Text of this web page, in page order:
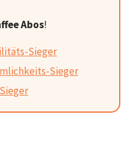
Abos!
Sieger
Sieger